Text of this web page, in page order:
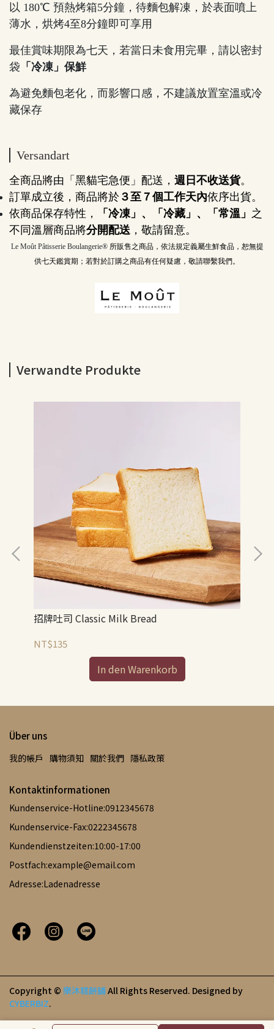
以 180℃ 預熱烤箱5分鐘，待麵包解凍，於表面噴上
薄水，烘烤4至8分鐘即可享用
最佳賞味期限為七天，若當日未食用完畢，請以密封
袋 「冷凍」保鮮
為避免麵包老化，而影響口感，不建議放置室溫或冷
藏保存
Versandart
全商品將由「黑貓宅急便」配送， 週日不收送貨。
訂單成立後，商品將於 ３至７個工作天內依序出貨。
依商品保存特性，
「冷凍」、「冷藏」、「常溫」 之
不同溫層商品將分開配送 ，敬請留意。
Le Moût Pâtisserie Boulangerie® 所販售之商品，依法規定義屬生鮮食品，恕無提
供七天鑑賞期；若對於訂購之商品有任何疑慮，敬請聯繫我們。
Verwandte Produkte
招牌吐司 Classic Milk Bread
NT$135
In den Warenkorb
Über uns
我的帳戶 購物須知 關於我們 隱私政策
Kontaktinformationen
Kundenservice-Hotline:0912345678
Kundenservice-Fax:0222345678
Kundendienstzeiten:10:00-17:00
Postfach:example@email.com
Adresse:Ladenadresse
Copyright © 樂沐糕餅舖All Rights Reserved. Designed by
CYBERBIZ.